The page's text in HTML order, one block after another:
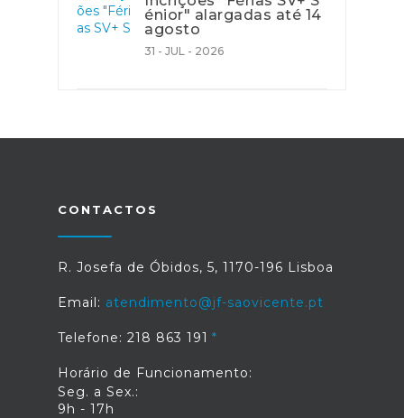
énior" alargadas até 14
agosto
31 - JUL - 2026
CONTACTOS
R. Josefa de Óbidos, 5, 1170-196 Lisboa
Email: atendimento@jf-saovicente.pt
Telefone: 218 863 191
Horário de Funcionamento:
Seg. a Sex.:
9h - 17h